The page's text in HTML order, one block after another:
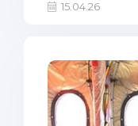
15.04.26